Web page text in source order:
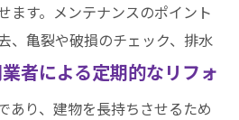
ます。メンテナンスのポイント
、亀裂や破損のチェック、排水
者による定期的なリフォ
あり、建物を長持ちさせるため